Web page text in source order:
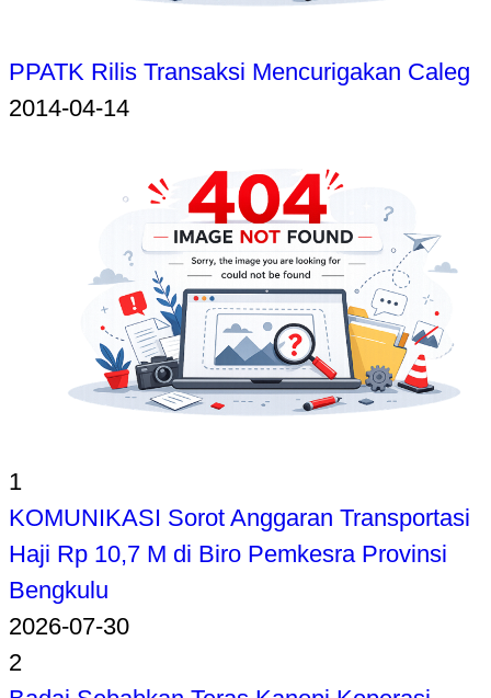
PPATK Rilis Transaksi Mencurigakan Caleg
2014-04-14
1
KOMUNIKASI Sorot Anggaran Transportasi
Haji Rp 10,7 M di Biro Pemkesra Provinsi
Bengkulu
2026-07-30
2